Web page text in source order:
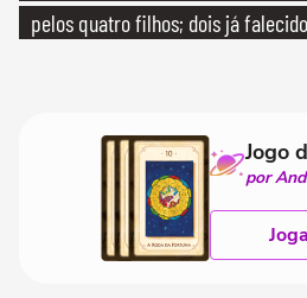
pelos quatro filhos; dois já
Jogo
por